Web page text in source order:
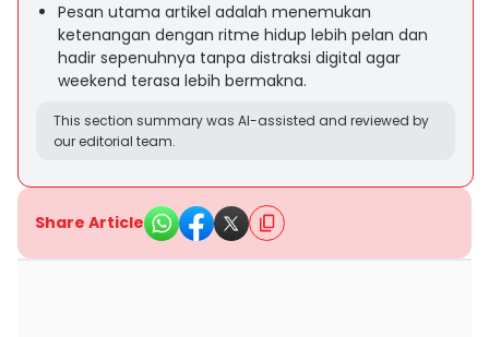
Pesan utama artikel adalah menemukan
ketenangan dengan ritme hidup lebih pelan dan
hadir sepenuhnya tanpa distraksi digital agar
weekend terasa lebih bermakna.
This section summary was AI-assisted and reviewed by
our editorial team.
Share Article